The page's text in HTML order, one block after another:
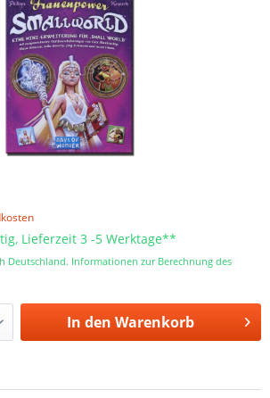
Lieferzeit 3 -5 Werktage**
Deutschland. Informationen zur Berechnung des
In den Warenkorb